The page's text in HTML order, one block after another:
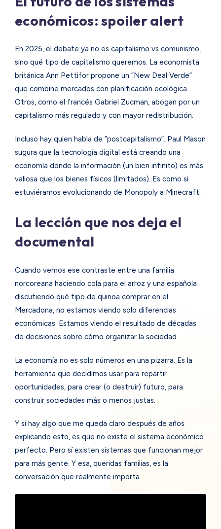
económicos: spoiler alert
En 2025, el debate ya no es capitalismo vs comunismo,
sino qué tipo de capitalismo queremos. La economista
británica Ann Pettifor propone un “New Deal Verde”
que combine mercados con planificación ecológica.
Otros, como el francés Gabriel Zucman, abogan por un
capitalismo más regulado y con mayor redistribución.
Incluso hay quien habla de “postcapitalismo”. Paul Mason
sugura que la tecnología digital está creando una
economía donde la información (un bien infinito) es más
valiosa que los bienes físicos (limitados). Es como si
estuviéramos evolucionando de Monopoly a Minecraft.
La lección que nos deja el
documental
Cuando vemos ese contraste entre una familia
norcoreana haciendo cola para el arroz y una española
discutiendo qué tipo de quinoa comprar en el
Mercadona, no estamos viendo solo diferencias
económicas. Estamos viendo el resultado de décadas
de decisiones sobre cómo organizar la sociedad.
La economía no es solo números en una pizarra. Es la
herramienta que decidimos usar para repartir
oportunidades, para crear (o destruir) futuro, para
construir sociedades más o menos justas.
Y si hay algo que me queda claro después de años
explicando esto, es que no existe el sistema económico
perfecto. Pero sí existen sistemas que funcionan mejor
para más gente. Y esa, queridas familias, es la
conversación que realmente importa.